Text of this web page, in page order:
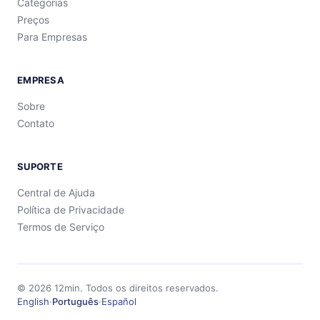
Preços
Para Empresas
EMPRESA
Sobre
Contato
SUPORTE
Central de Ajuda
Política de Privacidade
Termos de Serviço
© 2026 12min. Todos os direitos reservados.
English·Português·Español